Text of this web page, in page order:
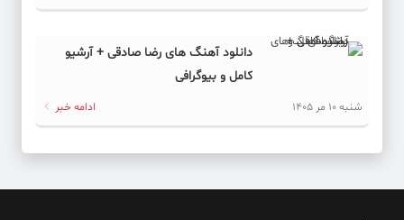
دانلود آهنگ های رضا صادقی + آرشیو
کامل و بیوگرافی
شنبه 10 مر 1405 ادامه خبر